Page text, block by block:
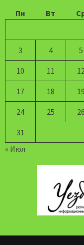
Пн
Вт
3 4 5
10 11 12
17 18 19
24 25 26
31
« Июл